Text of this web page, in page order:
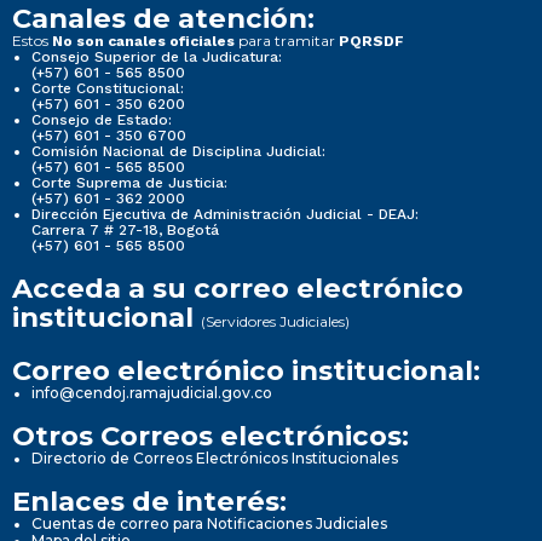
Canales de atención:
Estos No son canales oficiales para tramitar PQRSDF
Consejo Superior de la Judicatura:
(+57) 601 - 565 8500
Corte Constitucional:
(+57) 601 - 350 6200
Consejo de Estado:
(+57) 601 - 350 6700
Comisión Nacional de Disciplina Judicial:
(+57) 601 - 565 8500
Corte Suprema de Justicia:
(+57) 601 - 362 2000
Dirección Ejecutiva de Administración Judicial - DEAJ:
Carrera 7 # 27-18, Bogotá
(+57) 601 - 565 8500
Acceda a su correo electrónico
institucional (Servidores Judiciales)
Correo electrónico institucional:
info@cendoj.ramajudicial.gov.co
Otros Correos electrónicos:
Directorio de Correos Electrónicos Institucionales
Enlaces de interés:
Cuentas de correo para Notificaciones Judiciales